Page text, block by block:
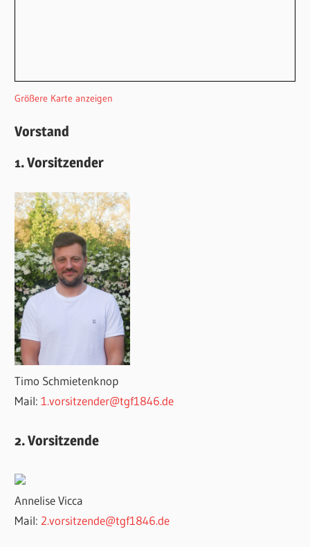
Größere Karte anzeigen
Vorstand
1. Vorsitzender
Timo Schmietenknop
Mail:1.vorsitzender@tgf1846.de
2. Vorsitzende
Annelise Vicca
Mail: 2.vorsitzende@tgf1846.de